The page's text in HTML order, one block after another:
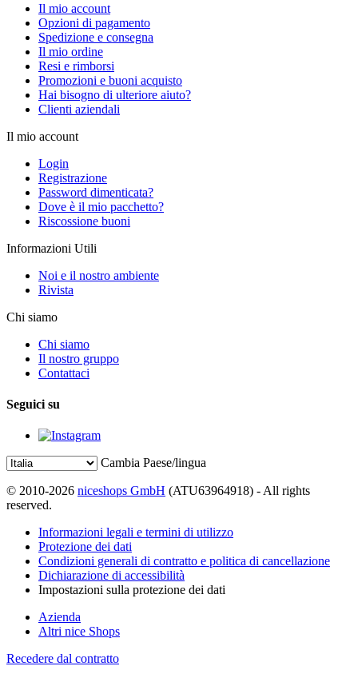
Il mio account
Opzioni di pagamento
Spedizione e consegna
Il mio ordine
Resi e rimborsi
Promozioni e buoni acquisto
Hai bisogno di ulteriore aiuto?
Clienti aziendali
Il mio account
Login
Registrazione
Password dimenticata?
Dove è il mio pacchetto?
Riscossione buoni
Informazioni Utili
Noi e il nostro ambiente
Rivista
Chi siamo
Chi siamo
Il nostro gruppo
Contattaci
Seguici su
Cambia Paese/lingua
© 2010-2026 niceshops GmbH (ATU63964918) - All rights
reserved.
Informazioni legali e termini di utilizzo
Protezione dei dati
Condizioni generali di contratto e politica di cancellazione
Dichiarazione di accessibilità
Impostazioni sulla protezione dei dati
Azienda
Altri nice Shops
Recedere dal contratto